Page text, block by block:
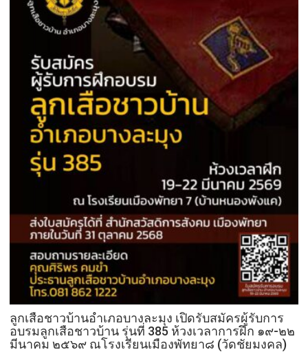
ลูกเสือชาวบ้านอำเภอบางละมุง เปิดรับสมัครผู้รับการ
อบรมลูกเสือชาวบ้าน รุ่นที่ 385 ห้วงเวลาการฝึก ๑๙-๒๒
มีนาคม ๒๕๖๙ ณโรงเรียนเมืองพัทยา๘ (วัดชัยมงคล)